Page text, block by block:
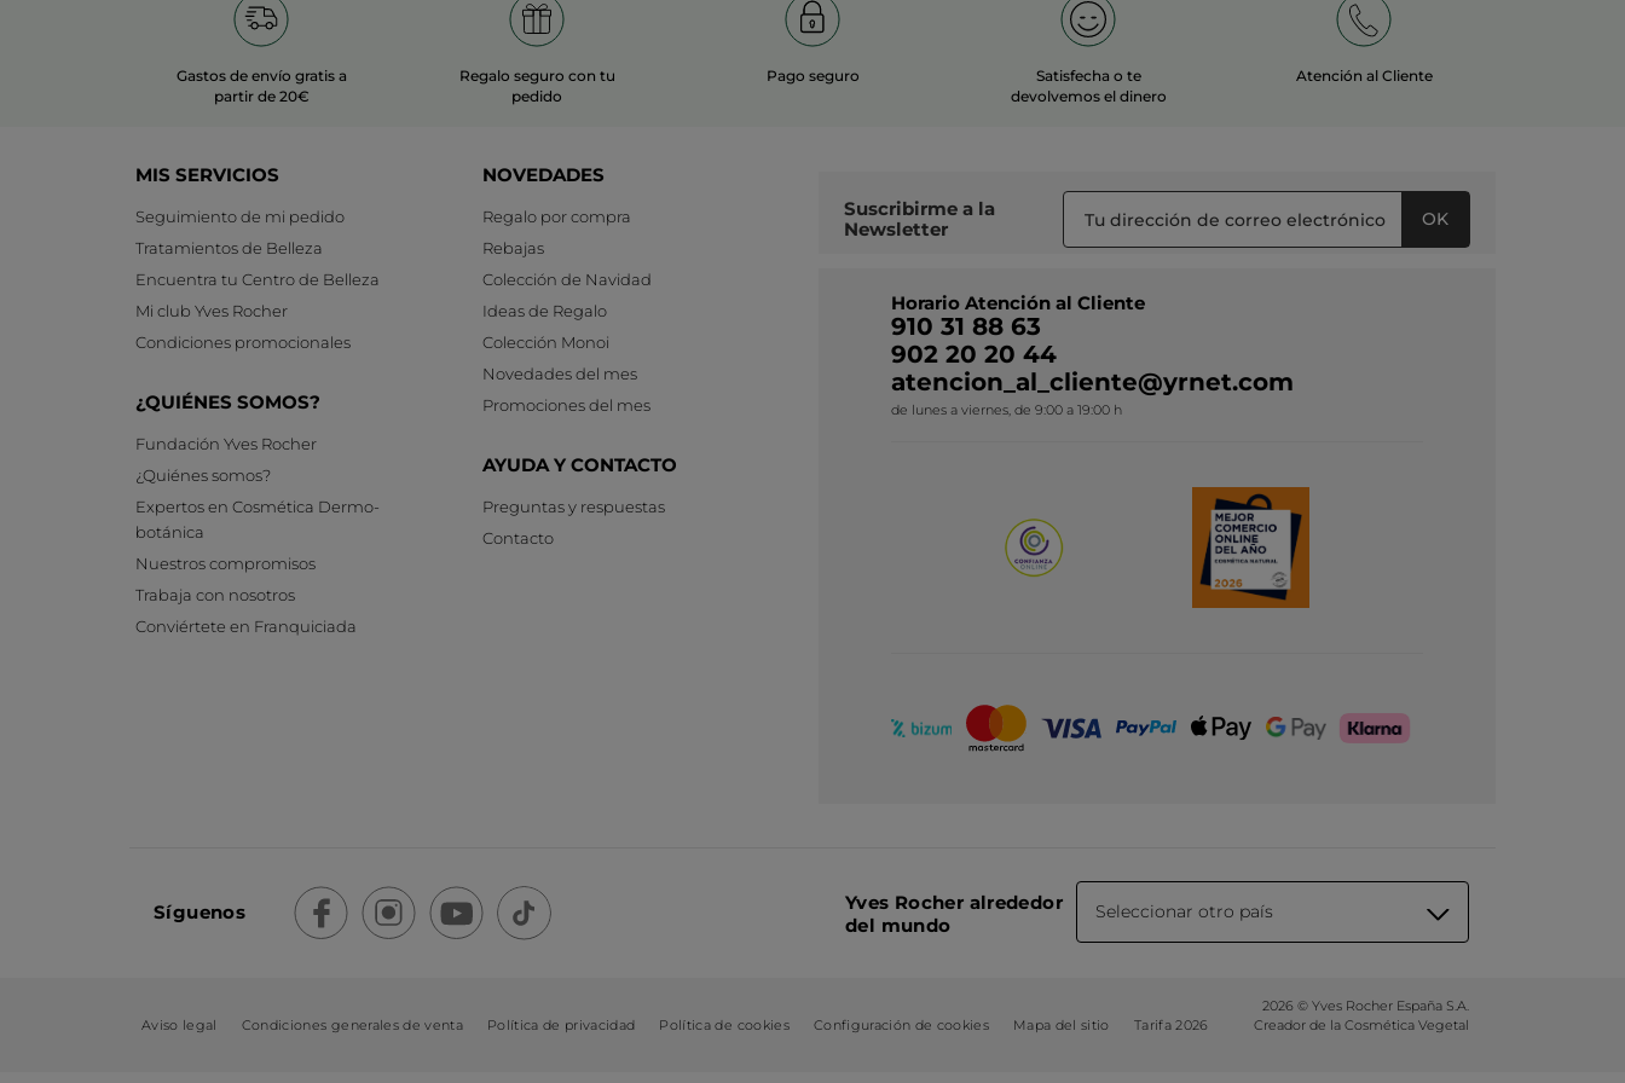
Gastos de envío gratis a
partir de 20€
Regalo seguro con tu
pedido
Pago seguro
Satisfecha o te
devolvemos el dinero
Atención al Cliente
MIS SERVICIOS
Seguimiento de mi pedido
Tratamientos de Belleza
Encuentra tu Centro de Belleza
Mi club Yves Rocher
Condiciones promocionales
¿QUIÉNES SOMOS?
Fundación Yves Rocher
¿Quiénes somos?
Expertos en Cosmética Dermo-
botánica
Nuestros compromisos
Trabaja con nosotros
Conviértete en Franquiciada
NOVEDADES
Regalo por compra
Rebajas
Colección de Navidad
Ideas de Regalo
Colección Monoi
Novedades del mes
Promociones del mes
AYUDA Y CONTACTO
Preguntas y respuestas
Contacto
Suscribirme a la
Newsletter
OK
Horario Atención al Cliente
910 31 88 63
902 20 20 44
atencion_al_cliente@yrnet.com
de lunes a viernes, de 9:00 a 19:00 h
Síguenos
Yves Rocher alrededor
del mundo
Seleccionar otro país
Aviso legal Condiciones generales de venta Política de privacidad Política de cookies Configuración de cookies Mapa del sitio Tarifa 2026
2026 © Yves Rocher España S.A.
Creador de la Cosmética Vegetal